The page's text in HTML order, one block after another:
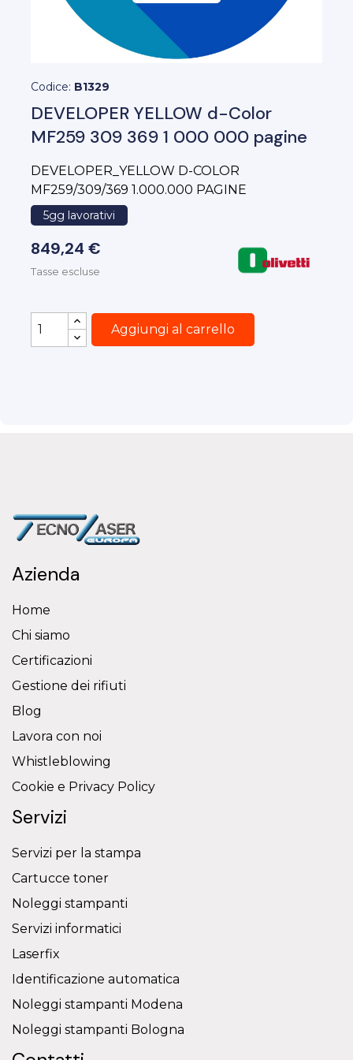
Codice: B1329
DEVELOPER YELLOW d-Color
MF259 309 369 1 000 000 pagine
DEVELOPER_YELLOW D-COLOR
MF259/309/369 1.000.000 PAGINE
5gg lavorativi
849,24 €
Tasse escluse
Aggiungi al carrello
Azienda
Home
Chi siamo
Certificazioni
Gestione dei rifiuti
Blog
Lavora con noi
Whistleblowing
Cookie e Privacy Policy
Servizi
Servizi per la stampa
Cartucce toner
Noleggi stampanti
Servizi informatici
Laserfix
Identificazione automatica
Noleggi stampanti Modena
Noleggi stampanti Bologna